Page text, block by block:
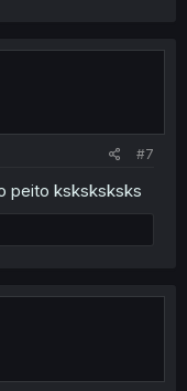
#7
peito ksksksksks